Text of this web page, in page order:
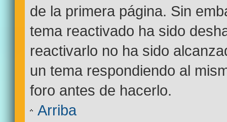
de la primera página. Sin
tema reactivado ha sido
reactivarlo no ha sido
un tema respondiendo al
foro antes de hacerlo.
Arriba